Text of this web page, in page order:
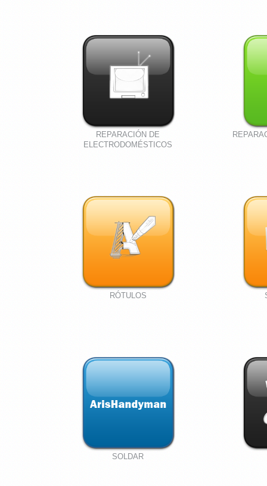
REPARACIÓN DE
ELECTRODOMÉSTICOS
RÓTULOS
SOLDAR